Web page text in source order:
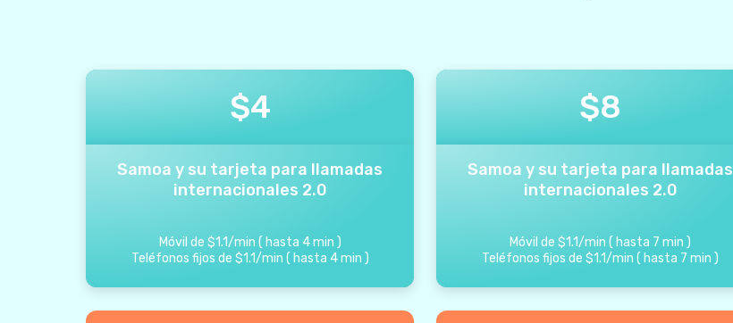
$4
Samoa y su tarjeta para llamadas
internacionales 2.0
Móvil de $1.1/min ( hasta 4min )
Teléfonos fijos de $1.1/min ( hasta 4min )
$8
Samoa y su tarjeta para llamadas
internacionales 2.0
Móvil de $1.1/min ( hasta 7 min )
Teléfonos fijos de $1.1/min ( hasta 7 min )